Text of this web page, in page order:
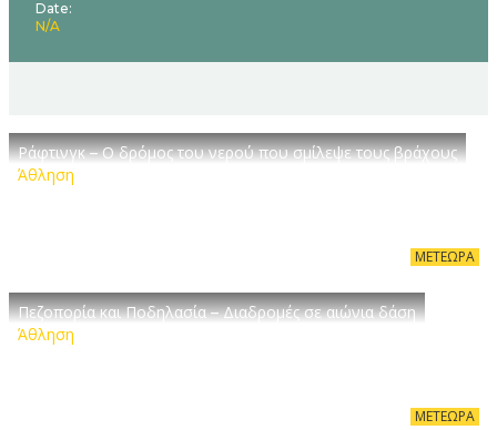
Date
N/A
Ράφτινγκ – Ο δρόμος του νερού που σμίλεψε τους βράχους
Άθληση
ΜΕΤΈΩΡΑ
Πεζοπορία και Ποδηλασία – Διαδρομές σε αιώνια δάση
Άθληση
ΜΕΤΈΩΡΑ